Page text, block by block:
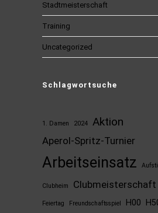
Stadtmeisterschaft
Training
Uncategorized
Schlagwortsuche
1. Damen 2024 Aktion
Aperol-Spritz-Turnier
Arbeitseinsatz
Clubheim Clubmeisterschaft
Feiertag Freundschaftsspiel H00